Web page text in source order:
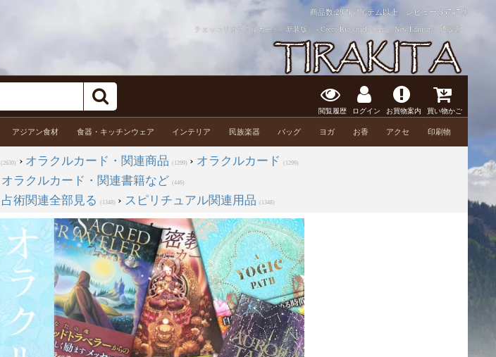
商品数:28万アイテム以上 レビュー:83747件
チェッコリオラクルカード〈新装版〉 - Cecco Rio Oracle Card ＜New Edition＞ 通販店
閲覧履歴 ログイン お買物案内 買い物かご
アジアン食材 食器・キッチンウェア インテリア 民族楽器 バッグ ヨガ お香 アクセ 印刷物
(2630) › オラクルカード・関連商品 (1299) › オラクルカード (1299)
オラクルカード・関連書籍など (446)
占術関連全部見る (1348) › スピリチュアル関連用品 (1348)